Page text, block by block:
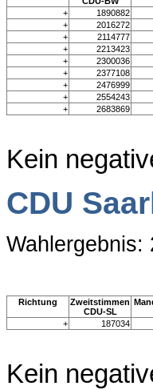
+ 1890882
+
2016272
+
2114777
+
2213423
+
2300036
+
2377108
+
2476999
+
2554243
+
2683869
Kein
CDU
Wahlergebnis:
Richtung
Zweitstimmen
CDU-SL
+ 187034
Kein